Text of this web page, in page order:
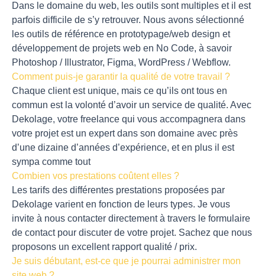
Dans le domaine du web, les outils sont multiples et il est
parfois difficile de s’y retrouver. Nous avons sélectionné
les outils de référence en prototypage/web design et
développement de projets web en No Code, à savoir
Photoshop / Illustrator, Figma, WordPress / Webflow.
Comment puis-je garantir la qualité de votre travail ?
Chaque client est unique, mais ce qu’ils ont tous en
commun est la volonté d’avoir un service de qualité. Avec
Dekolage, votre freelance qui vous accompagnera dans
votre projet est un expert dans son domaine avec près
d’une dizaine d’années d’expérience, et en plus il est
sympa comme tout
Combien vos prestations coûtent elles ?
Les tarifs des différentes prestations proposées par
Dekolage varient en fonction de leurs types. Je vous
invite à nous contacter directement à travers le formulaire
de contact pour discuter de votre projet. Sachez que nous
proposons un excellent rapport qualité / prix.
Je suis débutant, est-ce que je pourrai administrer mon